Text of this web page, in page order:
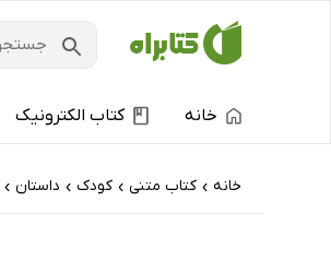
خانه کتاب الکترونیک
خانه › کتاب‌ متنی › کودک › داستان ›